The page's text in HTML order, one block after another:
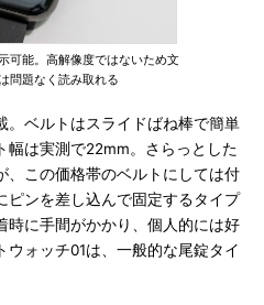
可能。高解像度ではないため文
問題なく読み取れる
ベルトはスライドばね棒で簡単
幅は実測で22mm。さらっとした
、この価格帯のベルトにしては付
ピンを差し込んで固定するタイプ
時に手間がかかり、個人的には好
ウォッチ01は、一般的な尾錠タイ